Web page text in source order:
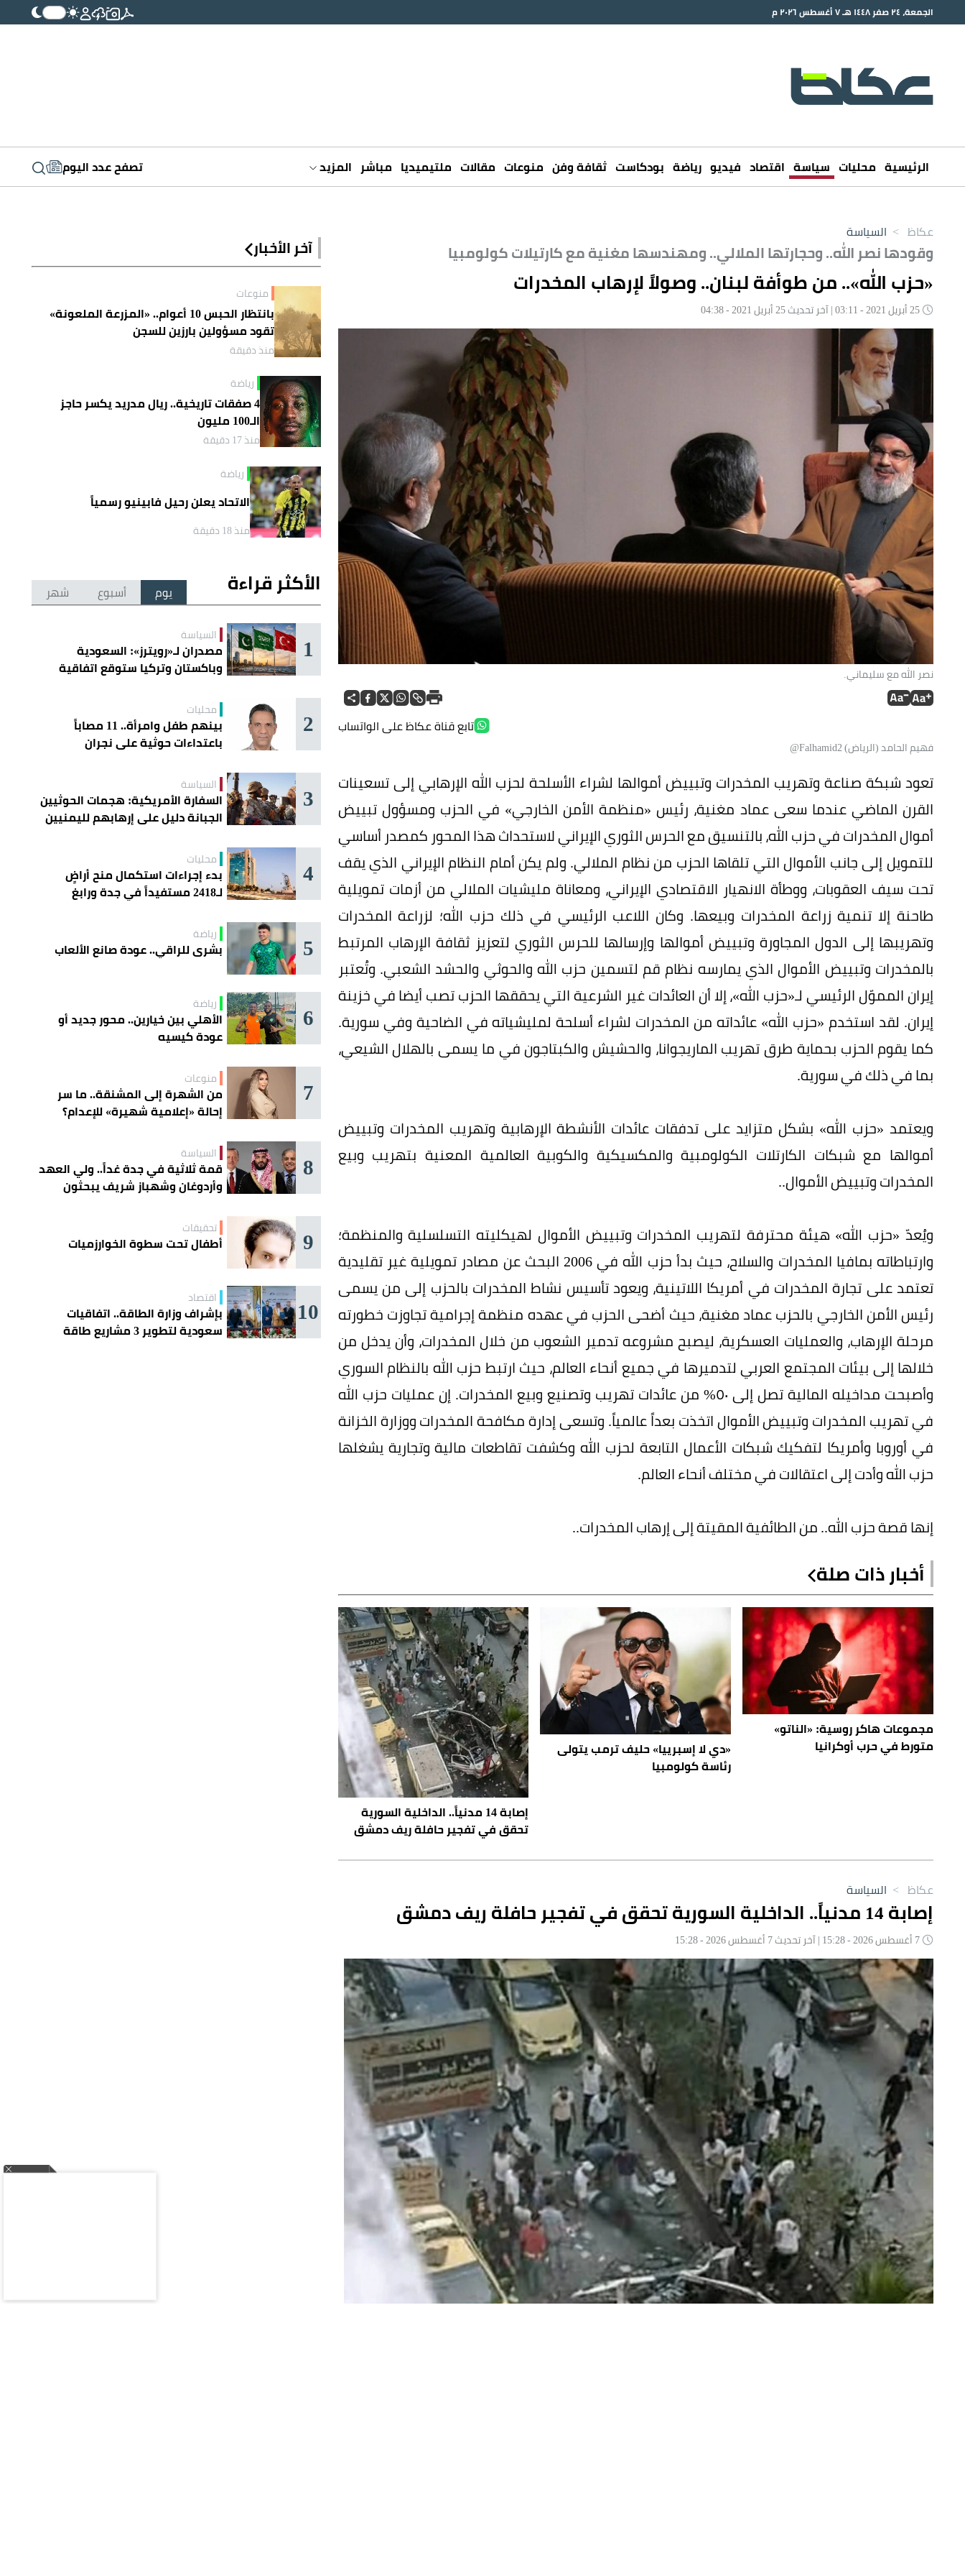
الجمعة، ٢٤ صفر ١٤٤٨ هـ ٧ أغسطس ٢٠٢٦ م
الرئيسية محليات سياسة اقتصاد فيديو رياضة بودكاست ثقافة وفن منوعات مقالات ملتيميديا مباشر المزيد تصفح عدد اليوم
عكاظ > السياسة
وقودها نصر الله.. وحجارتها الملالي.. ومهندسها مغنية مع كارتيلات كولومبيا
«حزب الله».. من طوأفة لبنان.. وصولاً لإرهاب المخدرات
نصر الله مع سليماني.
تابع قناة عكاظ على الواتساب
فهيم الحامد (الرياض) Falhamid2@
تعود شبكة صناعة وتهريب المخدرات وتبييض أموالها لشراء الأسلحة لحزب الله الإرهابي إلى تسعينات
القرن الماضي عندما سعى عماد مغنية، رئيس «منظمة الأمن الخارجي» في الحزب ومسؤول تبييض
أموال المخدرات في حزب الله، بالتنسيق مع الحرس الثوري الإيراني لاستحداث هذا المحور كمصدر أساسي
للتمويل إلى جانب الأموال التي تلقاها الحزب من نظام الملالي. ولم يكن أمام النظام الإيراني الذي يقف
تحت سيف العقوبات، ووطأة الانهيار الاقتصادي الإيراني، ومعاناة مليشيات الملالي من أزمات تمويلية
طاحنة إلا تنمية زراعة المخدرات وبيعها. وكان اللاعب الرئيسي في ذلك حزب الله؛ لزراعة المخدرات
وتهريبها إلى الدول المجاورة وتبييض أموالها وإرسالها للحرس الثوري لتعزيز ثقافة الإرهاب المرتبط
بالمخدرات وتبييض الأموال الذي يمارسه نظام قم لتسمين حزب الله والحوثي والحشد الشعبي. وتُعتبر
إيران المموّل الرئيسي لـ«حزب الله»، إلا أن العائدات غير الشرعية التي يحققها الحزب تصب أيضا في خزينة
إيران. لقد استخدم «حزب الله» عائداته من المخدرات لشراء أسلحة لمليشياته في الضاحية وفي سورية.
كما يقوم الحزب بحماية طرق تهريب الماريجوانا، والحشيش والكبتاجون في ما يسمى بالهلال الشيعي،
بما في ذلك في سورية.
ويعتمد «حزب الله» بشكل متزايد على تدفقات عائدات الأنشطة الإرهابية وتهريب المخدرات وتبييض
أموالها مع شبكات الكارتلات الكولومبية والمكسيكية والكوبية العالمية المعنية بتهريب وبيع
المخدرات وتبييض الأموال..
ويُعدّ «حزب الله» هيئة محترفة لتهريب المخدرات وتبييض الأموال لهيكليته التسلسلية والمنظمة؛
وارتباطاته بمافيا المخدرات والسلاح، حيث بدأ حزب الله في 2006 البحث عن مصادر تمويلية غير تقليدية
تعتمد على تجارة المخدرات في أمريكا اللاتينية، ويعود تأسيس نشاط المخدرات بالحزب إلى من يسمى
رئيس الأمن الخارجي بالحزب عماد مغنية، حيث أضحى الحزب في عهده منظمة إجرامية تجاوزت خطورته
مرحلة الإرهاب، والعمليات العسكرية، ليصبح مشروعه تدمير الشعوب من خلال المخدرات، وأن يدخل من
خلالها إلى بيئات المجتمع العربي لتدميرها في جميع أنحاء العالم، حيث ارتبط حزب الله بالنظام السوري
وأصبحت مداخيله المالية تصل إلى ٥٠% من عائدات تهريب وتصنيع وبيع المخدرات. إن عمليات حزب الله
في تهريب المخدرات وتبييض الأموال اتخذت بعداً عالمياً. وتسعى إدارة مكافحة المخدرات ووزارة الخزانة
في أوروبا وأمريكا لتفكيك شبكات الأعمال التابعة لحزب الله وكشفت تقاطعات مالية وتجارية يشغلها
حزب الله وأدت إلى اعتقالات في مختلف أنحاء العالم.
إنها قصة حزب الله.. من الطائفية المقيتة إلى إرهاب المخدرات..
أخبار ذات صلة
مجموعات هاكر روسية: «الناتو»
متورط في حرب أوكرانيا
«دي لا إسبرييا» حليف ترمب يتولى
رئاسة كولومبيا
إصابة 14 مدنياً.. الداخلية السورية
تحقق في تفجير حافلة ريف دمشق
آخر الأخبار
منوعات
بانتظار الحبس 10 أعوام.. «المزرعة الملعونة»
تقود مسؤولين بارزين للسجن
منذ دقيقة
رياضة
4 صفقات تاريخية.. ريال مدريد يكسر حاجز
الـ100 مليون
منذ 17 دقيقة
رياضة
الاتحاد يعلن رحيل فابينيو رسمياً
منذ 18 دقيقة
الأكثر قراءة يوم أسبوع شهر
1 السياسة
مصدران لـ«رويترز»: السعودية
وباكستان وتركيا ستوقع اتفاقية
2 محليات
بينهم طفل وامرأة.. 11 مصاباً
باعتداءات حوثية على نجران
3 السياسة
السفارة الأمريكية: هجمات الحوثيين
الجبانة دليل على إرهابهم لليمنيين
4 محليات
بدء إجراءات استكمال منح أراضٍ
لـ2418 مستفيداً في جدة ورابغ
5 رياضة
بشرى للراقي.. عودة صانع الألعاب
6 رياضة
الأهلي بين خيارين.. محور جديد أو
عودة كيسيه
7 منوعات
من الشهرة إلى المشنقة.. ما سر
إحالة «إعلامية شهيرة» للإعدام؟
8 السياسة
قمة ثلاثية في جدة غداً.. ولي العهد
وأردوغان وشهباز شريف يبحثون
9 تحقيقات
أطفال تحت سطوة الخوارزميات
10 اقتصاد
بإشراف وزارة الطاقة.. اتفاقيات
سعودية لتطوير 3 مشاريع طاقة
عكاظ > السياسة
إصابة 14 مدنياً.. الداخلية السورية تحقق في تفجير حافلة ريف دمشق